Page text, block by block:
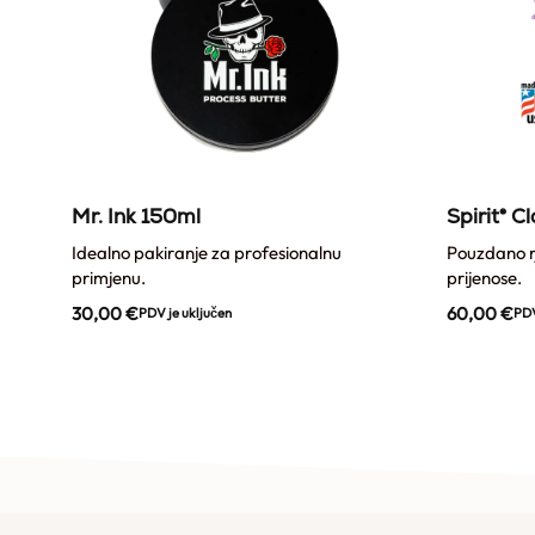
Mr. Ink 150ml
Idealno pakiranje za profesionalnu
primjenu.
30,00€PDV je uključen
Spirit®
Pouzdano
prijenose.
60,00€